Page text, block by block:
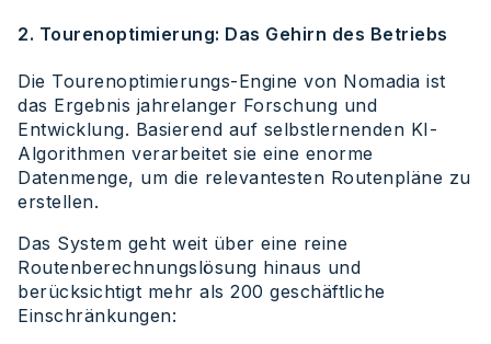
2. Tourenoptimierung: Das Gehirn des Betriebs
Die Tourenoptimierungs-Engine von Nomadia ist
das Ergebnis jahrelanger Forschung und
Entwicklung. Basierend auf selbstlernenden KI-
Algorithmen verarbeitet sie eine enorme
Datenmenge, um die relevantesten Routenpläne zu
erstellen.
Das System geht weit über eine reine
Routenberechnungslösung hinaus und
berücksichtigt mehr als 200 geschäftliche
Einschränkungen: